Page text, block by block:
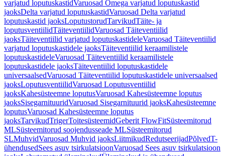
varjatud loputuskastidVaruosad Omega varjatud loputuskastid
jaoksDelta varjatud loputuskastidVaruosad Delta varjatud
loputuskastid jaoksLoputustorudTarvikudTäite- ja
loputusventiilidTäiteventiilidVaruosad Täiteventiilid
jaoksTäiteventiilid varjatud loputuskastideleVaruosad Täiteventiilid
varjatud loputuskastidele jaoksTäiteventiilid keraamilistele
loputuskastideleVaruosad Täiteventiilid keraamilistele
loputuskastidele jaoksTäiteventiilid loputuskastidele
universaalsedVaruosad Täiteventiilid loputuskastidele universaalsed
jaoksLoputusventiilidVaruosad Loputusventiilid
jaoksKahesüsteemne loputusVaruosad Kahesüsteemne loputus
jaoksSisegarnituuridVaruosad Sisegarnituurid jaoksKahesüsteemne
loputusVaruosad Kahesüsteemne loputus
jaoksTarvikudTrigerToitesüsteemidGeberit FlowFitSüsteemitorud
MLSüsteemitorud soojendusseade MLSüsteemitorud
SLMuhvidVaruosad Muhvid jaoksLiitmikudRedutseerijadPõlvedT-
ühendusedSees asuv tsirkulatsioonVaruosad Sees asuv tsirkulatsioon